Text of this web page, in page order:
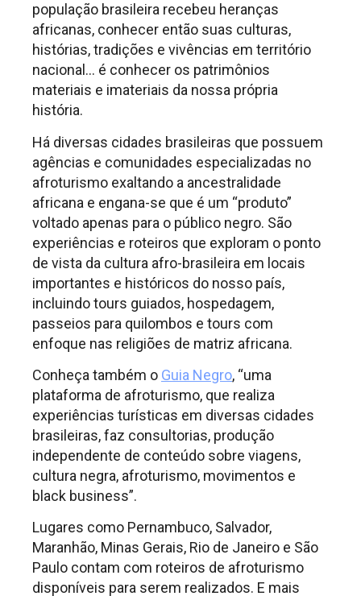
população brasileira recebeu heranças
africanas, conhecer então suas culturas,
histórias, tradições e vivências em território
nacional… é conhecer os patrimônios
materiais e imateriais da nossa própria
história.
Há diversas cidades brasileiras que possuem
agências e comunidades especializadas no
afroturismo exaltando a ancestralidade
africana e engana-se que é um “produto”
voltado apenas para o público negro. São
experiências e roteiros que exploram o ponto
de vista da cultura afro-brasileira em locais
importantes e históricos do nosso país,
incluindo tours guiados, hospedagem,
passeios para quilombos e tours com
enfoque nas religiões de matriz africana.
Conheça também o Guia Negro, “uma
plataforma de afroturismo, que realiza
experiências turísticas em diversas cidades
brasileiras, faz consultorias, produção
independente de conteúdo sobre viagens,
cultura negra, afroturismo, movimentos e
black business”.
Lugares como Pernambuco, Salvador,
Maranhão, Minas Gerais, Rio de Janeiro e São
Paulo contam com roteiros de afroturismo
disponíveis para serem realizados. E mais